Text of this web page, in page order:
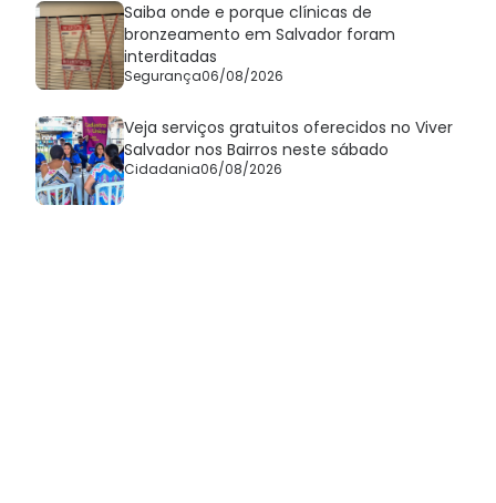
Saiba onde e porque clínicas de
bronzeamento em Salvador foram
interditadas
Segurança06/08/2026
Veja serviços gratuitos oferecidos no Viver
Salvador nos Bairros neste sábado
Cidadania06/08/2026